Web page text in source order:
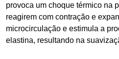
provoca um choque térmico na
reagirem com contração e
microcirculação e estimula a
elastina, resultando na